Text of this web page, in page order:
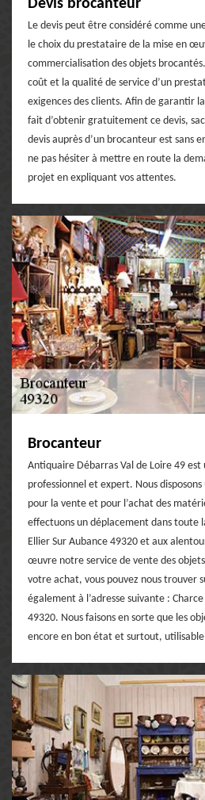
Devis brocanteur
Le devis peut être considéré comme
le choix du prestataire de la mise en
commercialisation des objets
coût et la qualité de service d’un
exigences des clients. Afin de garantir
fait d’obtenir gratuitement ce devis,
devis auprès d’un brocanteur est sans
ne pas hésiter à mettre en route la
projet en expliquant vos attentes.
Brocanteur
Antiquaire Débarras Val de Loire 49
professionnel et expert. Nous
pour la vente et pour l’achat des
effectuons un déplacement dans toute
Ellier Sur Aubance 49320 et aux
œuvre notre service de vente des
votre achat, vous pouvez nous trouver
également à l’adresse suivante :
49320. Nous faisons en sorte que les
encore en bon état et surtout, utilisable